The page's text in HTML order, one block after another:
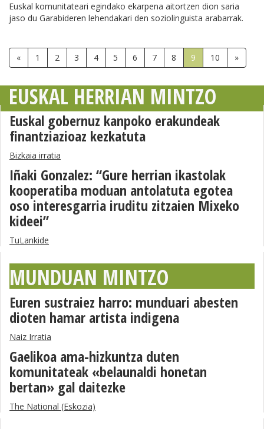
Euskal komunitateari egindako ekarpena aitortzen dion saria
jaso du Garabideren lehendakari den soziolinguista arabarrak.
« 1 2 3 4 5 6 7 8 9 10 »
EUSKAL HERRIAN MINTZO
Euskal gobernuz kanpoko erakundeak
finantziazioaz kezkatuta
Bizkaia irratia
Iñaki Gonzalez: “Gure herrian ikastolak
kooperatiba moduan antolatuta egotea
oso interesgarria iruditu zitzaien Mixeko
kideei”
TuLankide
MUNDUAN MINTZO
Euren sustraiez harro: munduari abesten
dioten hamar artista indigena
Naiz Irratia
Gaelikoa ama-hizkuntza duten
komunitateak «belaunaldi honetan
bertan» gal daitezke
The National (Eskozia)